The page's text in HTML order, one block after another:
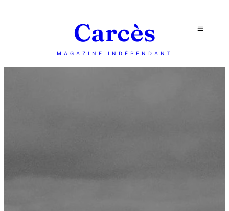
Carcès
— MAGAZINE INDÉPENDANT —